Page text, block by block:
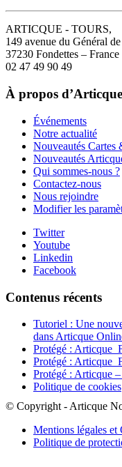
ARTICQUE - TOURS,
149 avenue du Général
37230 Fondettes – France
02 47 49 90 49
À propos d’Articque
Événements
Notre actualité
Nouveautés Cartes
Nouveautés
Qui sommes-nous ?
Contactez-nous
Nous rejoindre
Modifier les
Twitter
Youtube
Linkedin
Facebook
Contenus récents
Tutoriel : Une
dans Articque
Protégé :
Protégé :
Protégé : Articque
Politique de cookies
© Copyright - Articque
Mentions légales et
Politique de